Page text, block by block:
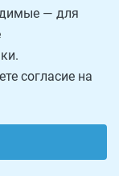
4291) слова
об
— для
согласие на